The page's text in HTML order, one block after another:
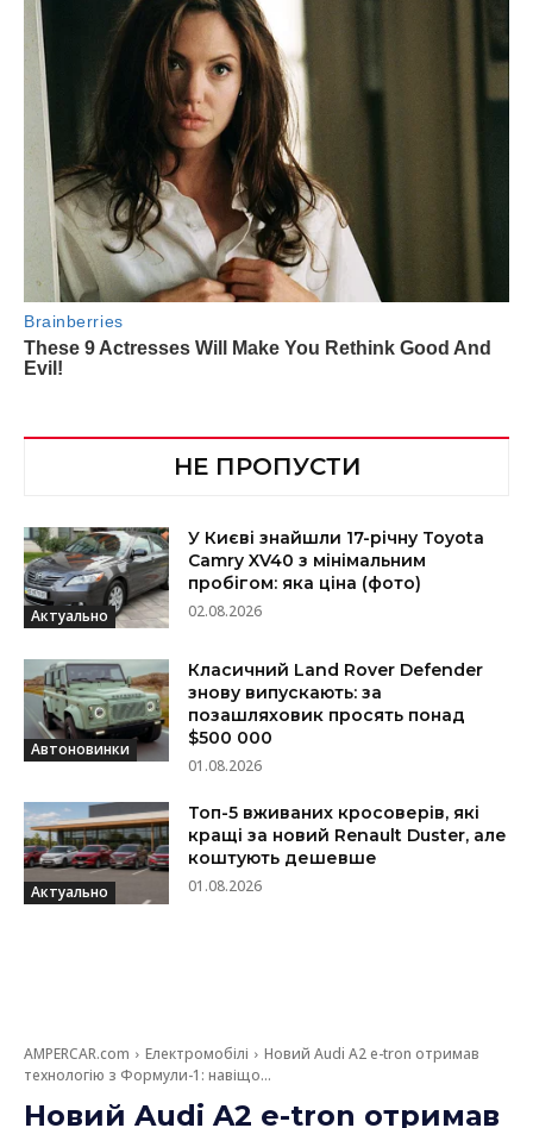
НЕ ПРОПУСТИ
Актуально
У Києві знайшли 17-річну Toyota
Camry XV40 з мінімальним
пробігом: яка ціна (фото)
02.08.2026
Автоновинки
Класичний Land Rover Defender
знову випускають: за
позашляховик просять понад
$500 000
01.08.2026
Актуально
Топ-5 вживаних кросоверів, які
кращі за новий Renault Duster, але
коштують дешевше
01.08.2026